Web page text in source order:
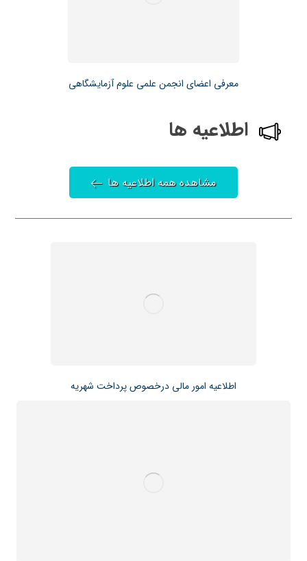
معرفی اعضای انجمن علمی علوم آزمایشگاهی
اطلاعیه ها
مشاهده همه اطلاعیه ها
اطلاعیه امور مالی درخصوص پرداخت شهریه